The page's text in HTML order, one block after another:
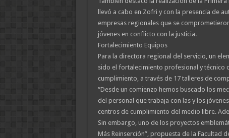
llevó a cabo en Zofri y con la presencia de
empresas regionales que se
jóvenes en conflicto con la justicia.
Fortalecimiento Equipos
Para la directora regional del servicio, un
sido el fortalecimiento profesional y técnico
cumplimiento, a través de 17 talleres de
“Desde un comienzo hemos buscado los
del personal que trabaja con las y los
centros de cumplimiento del medio libre.
Sin embargo, uno de los proyectos
Más Reinserción”, propuesta de la Facultad